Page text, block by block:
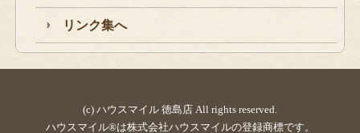
リンク集へ
(c) ハウスマイル 徳島店 All rights reserved.
ハウスマイル®は株式会社ハウスマイルの登録商標です。